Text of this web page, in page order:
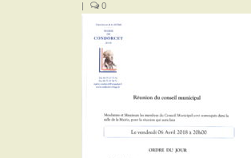
| 0